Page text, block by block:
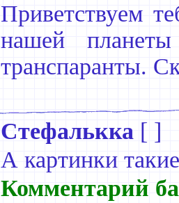
Приветствуем
нашей
транспаранты.
Стефалькка [ ]
А картинки
Комментарий